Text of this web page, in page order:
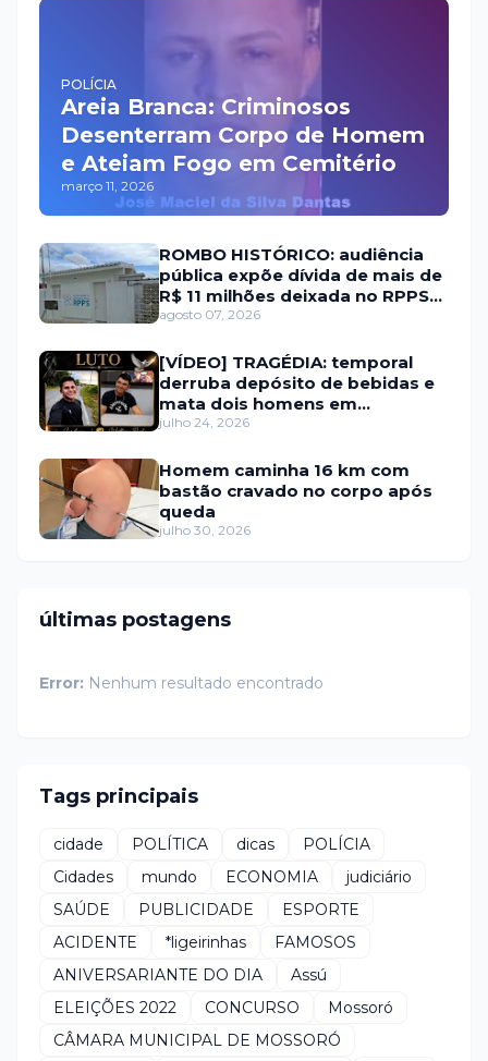
POLÍCIA
Areia Branca: Criminosos
Desenterram Corpo de Homem
e Ateiam Fogo em Cemitério
março 11, 2026
ROMBO HISTÓRICO: audiência
pública expõe dívida de mais de
R$ 11 milhões deixada no RPPS
de Itaú RN
agosto 07, 2026
[VÍDEO] TRAGÉDIA: temporal
derruba depósito de bebidas e
mata dois homens em
Portalegre
julho 24, 2026
Homem caminha 16 km com
bastão cravado no corpo após
queda
julho 30, 2026
últimas postagens
Error: Nenhum resultado encontrado
Tags principais
cidade POLÍTICA dicas
POLÍCIA
Cidades
mundo ECONOMIA
judiciário
SAÚDE
PUBLICIDADE
ESPORTE
ACIDENTE
*ligeirinhas
FAMOSOS
ANIVERSARIANTE DO DIA
Assú
ELEIÇÕES 2022
CONCURSO
Mossoró
CÂMARA MUNICIPAL DE MOSSORÓ